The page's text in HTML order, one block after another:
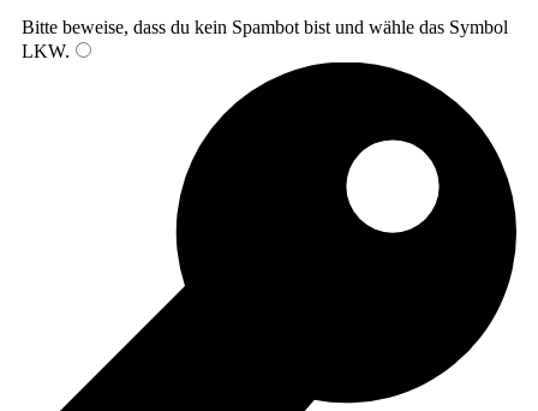
Bitte beweise, dass du kein Spambot bist und wähle das Symbol
LKW.